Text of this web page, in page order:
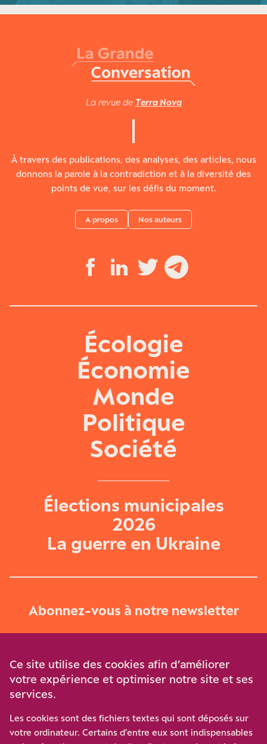
La revue de Terra Nova
À travers des publications, des analyses, des articles, nous
donnons la parole à la contradiction et à la diversité des
points de vue, sur les défis du moment.
A propos Nos auteurs
Écologie
Économie
Monde
Politique
Société
Élections municipales
2026
La guerre en Ukraine
Abonnez-vous à notre newsletter
Participez à notre effort pour conforter la démocratie en
Ce site utilise des cookies afin d’améliorer
votre expérience et optimiser notre site et ses
services.
Les cookies sont des fichiers textes qui sont déposés sur
votre ordinateur. Certains d’entre eux sont indispensables